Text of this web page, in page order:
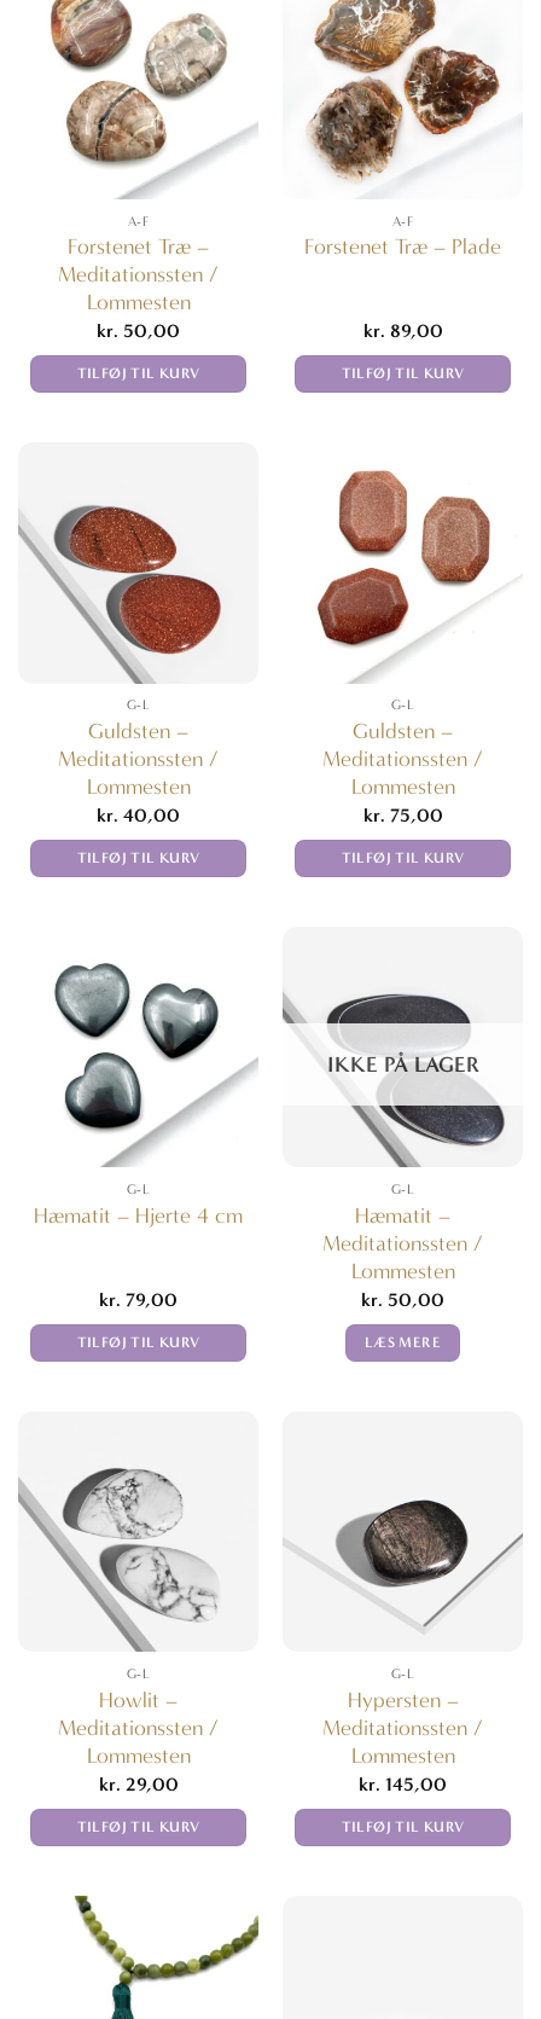
A-F
Forstenet Træ –
Meditationssten /
Lommesten
kr. 50,00
TILFØJ TIL KURV
A-F
Forstenet Træ – Plade
kr. 89,00
TILFØJ TIL KURV
G-L
Guldsten –
Meditationssten /
Lommesten
kr. 40,00
TILFØJ TIL KURV
G-L
Guldsten –
Meditationssten /
Lommesten
kr. 75,00
TILFØJ TIL KURV
G-L
Hæmatit – Hjerte 4 cm
kr. 79,00
TILFØJ TIL KURV
IKKE PÅ LAGER
G-L
Hæmatit –
Meditationssten /
Lommesten
kr. 50,00
LÆS MERE
G-L
Howlit –
Meditationssten /
Lommesten
kr. 29,00
TILFØJ TIL KURV
G-L
Hypersten –
Meditationssten /
Lommesten
kr. 145,00
TILFØJ TIL KURV